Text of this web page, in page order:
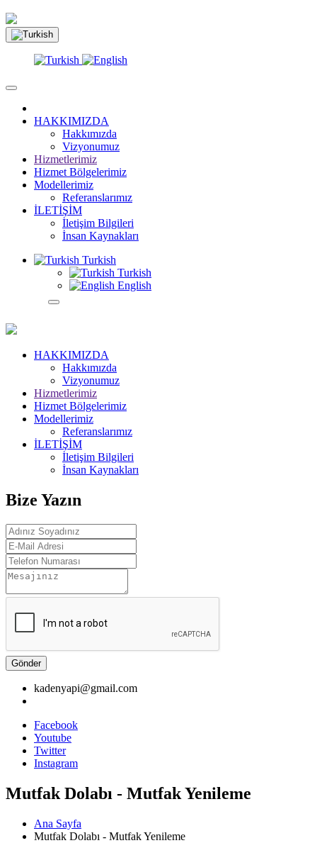
HAKKIMIZDA
Hakkımızda
Vizyonumuz
Hizmetlerimiz
Hizmet Bölgelerimiz
Modellerimiz
Referanslarımız
İLETİŞİM
İletişim Bilgileri
İnsan Kaynakları
Turkish
Turkish
English
HAKKIMIZDA
Hakkımızda
Vizyonumuz
Hizmetlerimiz
Hizmet Bölgelerimiz
Modellerimiz
Referanslarımız
İLETİŞİM
İletişim Bilgileri
İnsan Kaynakları
Bize Yazın
Gönder
kadenyapi@gmail.com
Facebook
Youtube
Twitter
Instagram
Mutfak Dolabı - Mutfak Yenileme
Ana Sayfa
Mutfak Dolabı - Mutfak Yenileme